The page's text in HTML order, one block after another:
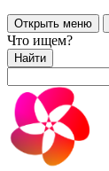
Открыть меню
Что ищем?
Найти